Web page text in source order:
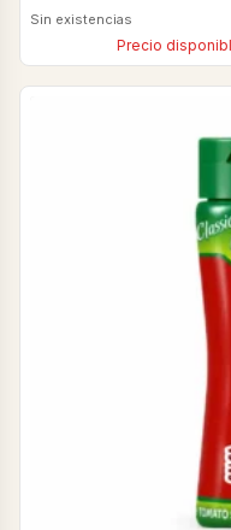
Sin existencias
Precio